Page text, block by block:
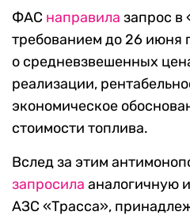
ФАС направила запрос в
требованием до 26 июня
о средневзвешенных
реализации,
экономическое
стоимости топлива.
Вслед за этим
запросила аналогичную
АЗС «Трасса»,